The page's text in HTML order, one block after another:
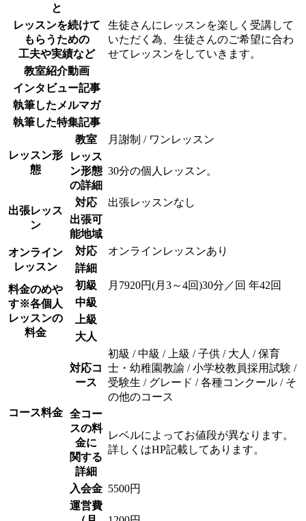
と
レッスンを続けて
もらうための
工夫や実績など
生徒さんにレッスンを楽しく受講して
いただく為、生徒さんのご希望に合わ
せてレッスンをしていきます。
教室紹介動画
インタビュー記事
執筆したメルマガ
執筆した特集記事
レッスン形
態
教室
月謝制 / ワンレッスン
レッス
ン形態
の詳細
30分の個人レッスン。
出張レッス
ン
対応
出張レッスンなし
出張可
能地域
オンライン
レッスン
対応
オンラインレッスンあり
詳細
料金のめや
す※各個人
レッスンの
料金
初級
月7920円(月3～4回)30分／回 年42回
中級
上級
大人
コース料金
対応コ
ース
初級 / 中級 / 上級 / 子供 / 大人 / 保育
士・幼稚園教諭 / 小学校教員採用試験 /
受験生 / グレード / 各種コンクール / そ
の他のコース
全コー
スの料
金に
関する
詳細
レベルによってお値段が異なります。
詳しくはHP記載してあります。
入会金 5500円
運営費